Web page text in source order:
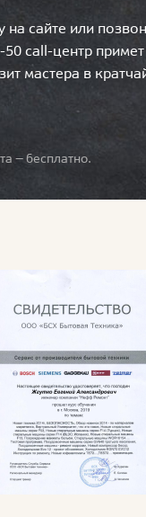
на сайте или
call-центр
мастера в
— бесплатно.